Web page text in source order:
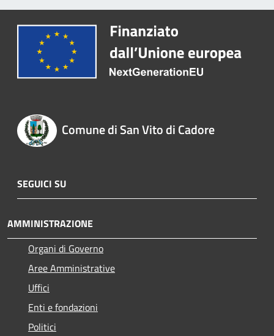
Comune di San Vito di Cadore
SEGUICI SU
AMMINISTRAZIONE
Organi di Governo
Aree Amministrative
Uffici
Enti e fondazioni
Politici